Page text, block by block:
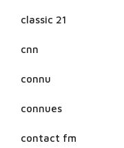
classic 21
cnn
connu
connues
contact fm